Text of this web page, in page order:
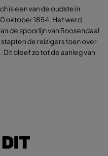
is een van de oudste in
oktober 1854. Het werd
de spoorlijn van Roosendaal
de reizigers toen over
bleef zo tot de aanleg van